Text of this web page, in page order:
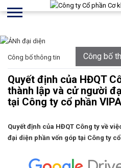
Công bố
Công bố thông tin
Quyết định của HĐQT
thành lập và cử người
tại Công ty cổ phần
Quyết định của HĐQT Công ty về
đại diện phần vốn góp tại Công ty cổ